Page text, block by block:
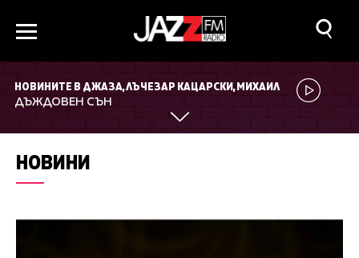
НОВИНИТЕ В ДЖАЗА, ЛЪЧЕЗАР КАЦАРСКИ, МИХАИЛ
ЙОСИФОВ, АЛЕКСАНДРОС КРАСИДИС, КРАСИМИР
ЗАФИРОВ, НИКОЛАЙ КОСТАДИНОВ, КАЛИНА АНДРЕЕВА,
АТАНАС ПОПОВ, ИВАЙЛО МАНЕВ
ДЪЖДОВЕН СЪН
НОВИНИ